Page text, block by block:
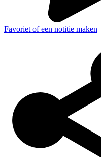
Favoriet of een notitie maken